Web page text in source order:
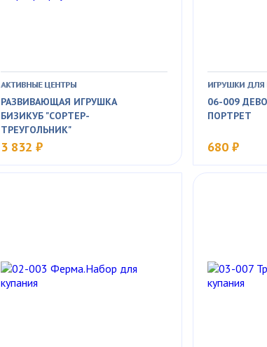
АКТИВНЫЕ ЦЕНТРЫ
РАЗВИВАЮЩАЯ ИГРУШКА
БИЗИКУБ "СОРТЕР-
ТРЕУГОЛЬНИК"
3 832 ₽
ИГРУШКИ ДЛЯ
06-009
ПОРТРЕТ
680 ₽